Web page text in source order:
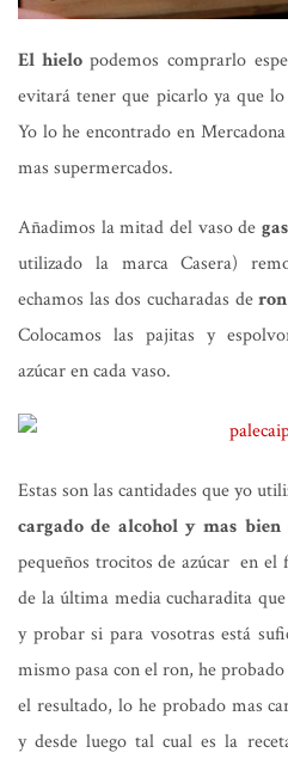
El hielopodemos comprarlo
evitará tener que picarlo ya que
Yo lo he encontrado en
mas supermercados.
Añadimos la mitad del vaso de
utilizado la marca Casera)
echamos las dos cucharadas deron
Colocamos las pajitas y
azúcar en cada vaso.
Estas son las cantidades que yo
cargado de alcohol y mas bien
pequeños trocitos de azúcar en el
de la última media cucharadita
y probar si para vosotras está
mismo pasa con el ron, he
el resultado, lo he probado mas
y desde luego tal cual es la